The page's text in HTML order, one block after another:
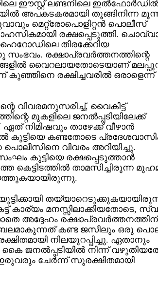
ഈസ്റ്റ് ലണ്ടനിലെ
അപകടകരമായി തൂങ്ങിനിന്ന
മെറ്റ്രോപൊളിറ്റന്‍ പൊലീസ്
രക്ഷപ്പെടുത്തി.
തിരക്കേറിയ
സംഭവം. രക്ഷാപ്രവര്‍ത്തനത്തിന്റെ
വൈറലായതോടെയാണ്
രക്ഷിച്ചവരില്‍ ഒരാളെന്ന്
വിവരമനുസരിച്ച്, വൈകിട്ട്
മുകളിലെ ജനല്‍പ്പടിയിലേക്ക്
ഏത് നിമിഷവും താഴേക്ക് വീഴാന്‍
കണ്ടതോടെ
പൊലീസിനെ വിവരം അറിയിച്ചു.
കുട്ടിയെ രക്ഷപ്പെടുത്താന്‍
കെട്ടിടത്തില്‍ താമസിച്ചിരുന്ന
കാര്യം മനസ്സിലാക്കിയതോടെ,
അദ്ദേഹം രക്ഷാപ്രവര്‍ത്തനത്തിന്
കണ്ട ജസീലും ഒരു
നിലയുറപ്പിച്ചു. ഏതാനും
കൈ ജനല്‍പ്പടിയില്‍ നിന്ന്
ചേര്‍ന്ന് സുരക്ഷിതമായി